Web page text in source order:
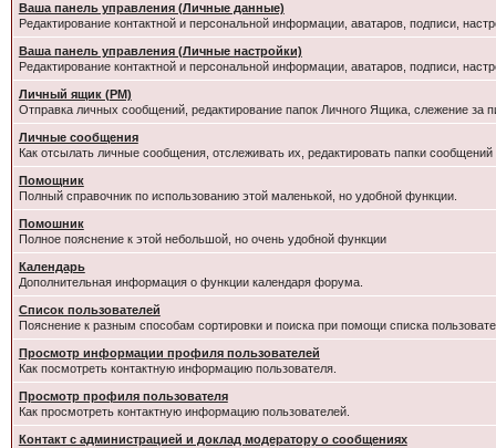
Ваша панель управления (Личные данные)
Редактирование контактной и персональной информации, аватаров, подписи,
Ваша панель управления (Личные настройки)
Редактирование контактной и персональной информации, аватаров, подписи,
Личный ящик (PM)
Отправка личных сообщений, редактирование папок Личного Ящика, слежение за
Личные сообщения
Как отсылать личные сообщения, отслеживать их, редактировать папки
Помощник
Полный справочник по использованию этой маленькой, но удобной функции.
Помошник
Полное пояснение к этой небольшой, но очень удобной функции
Календарь
Дополнительная информация о функции календаря форума.
Список пользователей
Пояснение к разным способам сортировки и поиска при помощи списка
Просмотр информации профиля пользователей
Как посмотреть контактную информацию пользователя.
Просмотр профиля пользователя
Как просмотреть контактную информацию пользователей.
Контакт с администрацией и доклад модератору о сообщениях